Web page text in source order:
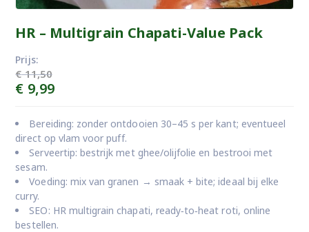
HR – Multigrain Chapati-Value Pack
Prijs:
€11,50
Oorspronkelijke
prijs
was:
€ 11,50.
€ 9,99Huidige
is:
€ 9,99.
Bereiding: zonder ontdooien 30–45 s per kant; eventueel
direct op vlam voor puff.
Serveertip: bestrijk met ghee/olijfolie en bestrooi met
sesam.
Voeding: mix van granen → smaak + bite; ideaal bij elke
curry.
SEO: HR multigrain chapati, ready‑to‑heat roti, online
bestellen.